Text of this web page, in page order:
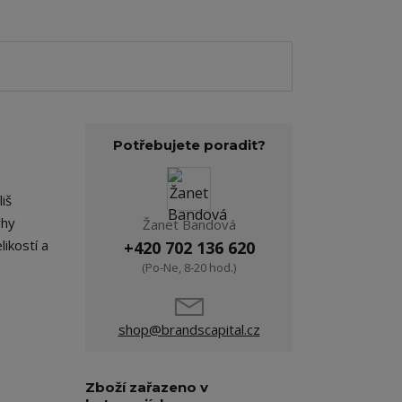
a
Potřebujete poradit?
Žanet Bandová
+420 702 136 620
(Po-Ne, 8-20 hod.)
shop@brandscapital.cz
Zboží zařazeno v